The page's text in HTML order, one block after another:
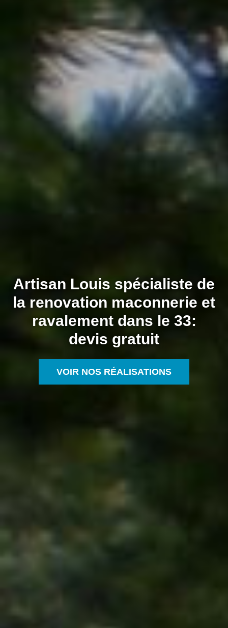
Artisan Louis spécialiste de
la renovation maconnerie et
ravalement dans le 33:
devis gratuit
VOIR NOS RÉALISATIONS